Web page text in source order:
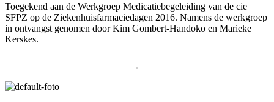
Toegekend aan de Werkgroep Medicatiebegeleiding van de cie
SFPZ op de Ziekenhuisfarmaciedagen 2016. Namens de werkgroep
in ontvangst genomen door Kim Gombert-Handoko en Marieke
Kerskes.